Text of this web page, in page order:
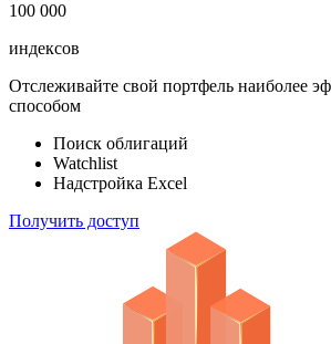
183 824
ETF & Funds
100 000
Отслеживайте свой портфель наиболее
способом
Поиск облигаций
Надстройка Excel
Получить доступ